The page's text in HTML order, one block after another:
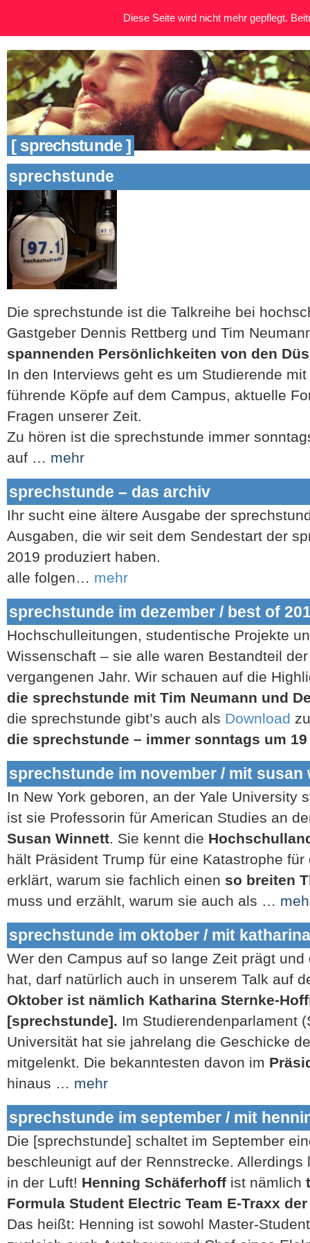
[ sprechstunde ]
sprechstunde
Die sprechstunde ist die Talkreihe bei
Gastgeber Dennis Rettberg und Tim
spannenden Persönlichkeiten von den
In den Interviews geht es um Studierende
führende Köpfe auf dem Campus, aktuelle
Fragen unserer Zeit.
Zu hören ist die sprechstunde immer
auf … mehr
sprechstunde – das archiv
Ihr sucht eine ältere Ausgabe der
Ausgaben, die wir seit dem Sendestart der
2019 produziert haben.
alle folgen… mehr
sprechstunde im dezember / best of
Hochschulleitungen, studentische Projekte
Wissenschaft – sie alle waren Bestandteil
vergangenen Jahr. Wir schauen auf die
die sprechstunde mit Tim Neumann und
die sprechstunde gibt’s auch als Download
die sprechstunde – immer sonntags um
sprechstunde im november / mit susan
In New York geboren, an der Yale University
ist sie Professorin für American Studies an
Susan Winnett. Sie kennt die
hält Präsident Trump für eine Katastrophe
erklärt, warum sie fachlich einen so breiten
muss und erzählt, warum sie auch als …
sprechstunde im oktober / mit
Wer den Campus auf so lange Zeit prägt
hat, darf natürlich auch in unserem Talk auf
Oktober ist nämlich Katharina Sternke-
[sprechstunde]. Im Studierendenparlament
Universität hat sie jahrelang die Geschicke
mitgelenkt. Die bekanntesten davon im
hinaus … mehr
sprechstunde im september / mit
Die [sprechstunde] schaltet im September
beschleunigt auf der Rennstrecke.
in der Luft! Henning Schäferhoff ist nämlich
Formula Student Electric Team E-Traxx
Das heißt: Henning ist sowohl Master-
Diese Seite wird nicht mehr gepflegt.